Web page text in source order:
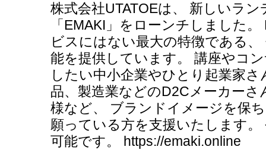
株式会社UTATOEは、 新しいラ
「EMAKI」をローンチしました
ビスにはない最大の特徴である
能を提供しています。 講座やコ
したい中小企業やひとり起業家
品、製造業などのD2Cメーカー
様など、 ブランドイメージを保
願っている方を支援いたします
可能です。 https://emaki.online